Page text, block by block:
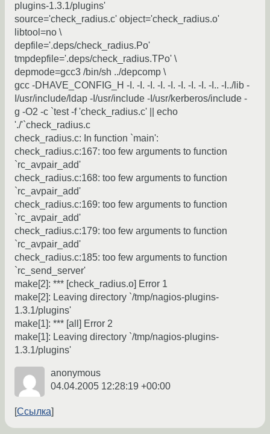
plugins-1.3.1/plugins'
source='check_radius.c' object='check_radius.o'
libtool=no \
depfile='.deps/check_radius.Po'
tmpdepfile='.deps/check_radius.TPo' \
depmode=gcc3 /bin/sh ../depcomp \
gcc -DHAVE_CONFIG_H -I. -I. -I. -I. -I. -I. -I. -I. -I.. -I../lib -
I/usr/include/ldap -I/usr/include -I/usr/kerberos/include -
g -O2 -c `test -f 'check_radius.c' || echo
'./'`check_radius.c
check_radius.c: In function `main':
check_radius.c:167: too few arguments to function
`rc_avpair_add'
check_radius.c:168: too few arguments to function
`rc_avpair_add'
check_radius.c:169: too few arguments to function
`rc_avpair_add'
check_radius.c:179: too few arguments to function
`rc_avpair_add'
check_radius.c:185: too few arguments to function
`rc_send_server'
make[2]: *** [check_radius.o] Error 1
make[2]: Leaving directory `/tmp/nagios-plugins-
1.3.1/plugins'
make[1]: *** [all] Error 2
make[1]: Leaving directory `/tmp/nagios-plugins-
1.3.1/plugins'
anonymous
04.04.2005 12:28:19 +00:00
Ссылка